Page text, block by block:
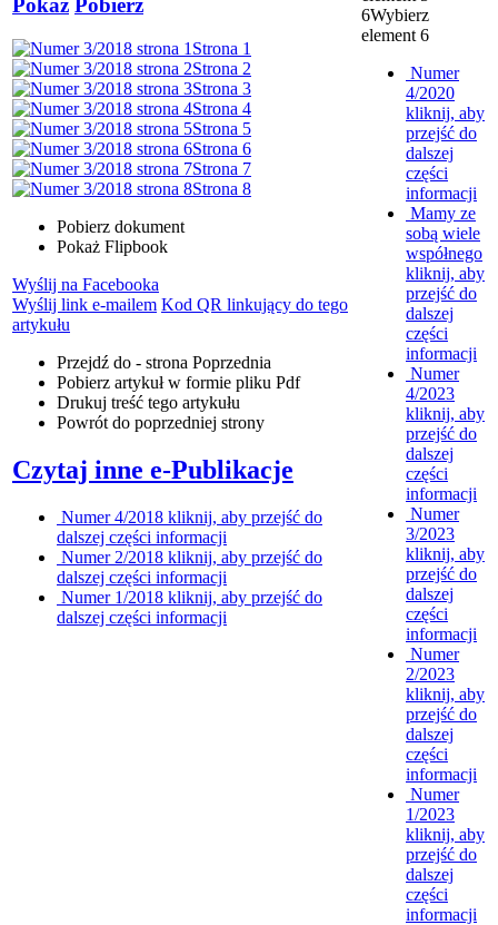
Pokaż Pobierz
Strona 1
Strona 2
Strona 3
Strona 4
Strona 5
Strona 6
Strona 7
Strona 8
Pobierz dokument
Pokaż Flipbook
Wyślij na Facebooka
Wyślij link e-mailem Kod QR linkujący do tego
artykułu
Przejdź do - strona Poprzednia
Pobierz artykuł w formie pliku Pdf
Drukuj treść tego artykułu
Powrót do poprzedniej strony
Czytaj inne e-Publikacje
Numer 4/2018 kliknij, aby przejść do
dalszej części informacji
Numer 2/2018 kliknij, aby przejść do
dalszej części informacji
Numer 1/2018 kliknij, aby przejść do
dalszej części informacji
6Wybierz
element 6
Numer
4/2020
kliknij, aby
przejść do
dalszej
części
informacji
Mamy ze
sobą wiele
współnego
kliknij, aby
przejść do
dalszej
części
informacji
Numer
4/2023
kliknij, aby
przejść do
dalszej
części
informacji
Numer
3/2023
kliknij, aby
przejść do
dalszej
części
informacji
Numer
2/2023
kliknij, aby
przejść do
dalszej
części
informacji
Numer
1/2023
kliknij, aby
przejść do
dalszej
części
informacji